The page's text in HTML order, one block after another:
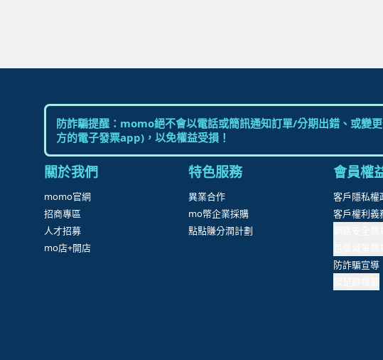
防詐騙提醒：momo絕不會以電話或簡訊通知訂單/分期出錯、或變
方的電子發票app)，以免權益受損！
關於我們
momo官網
招商專區
人才招募
mo店+開店
特色服務
異業合作
mo幣企業採購
點點賺分潤計劃
會員權
客戶隱私權
客戶權利義
防詐騙宣導